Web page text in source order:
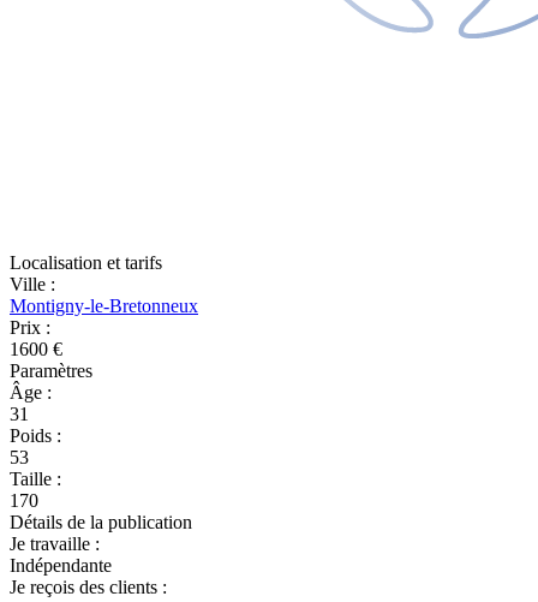
Localisation et tarifs
Ville :
Montigny-le-Bretonneux
Prix :
1600 €
Paramètres
Âge :
31
Poids :
53
Taille :
170
Détails de la publication
Je travaille :
Indépendante
Je reçois des clients :